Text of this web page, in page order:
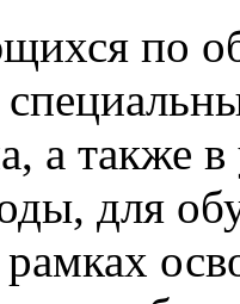
по
а также
для